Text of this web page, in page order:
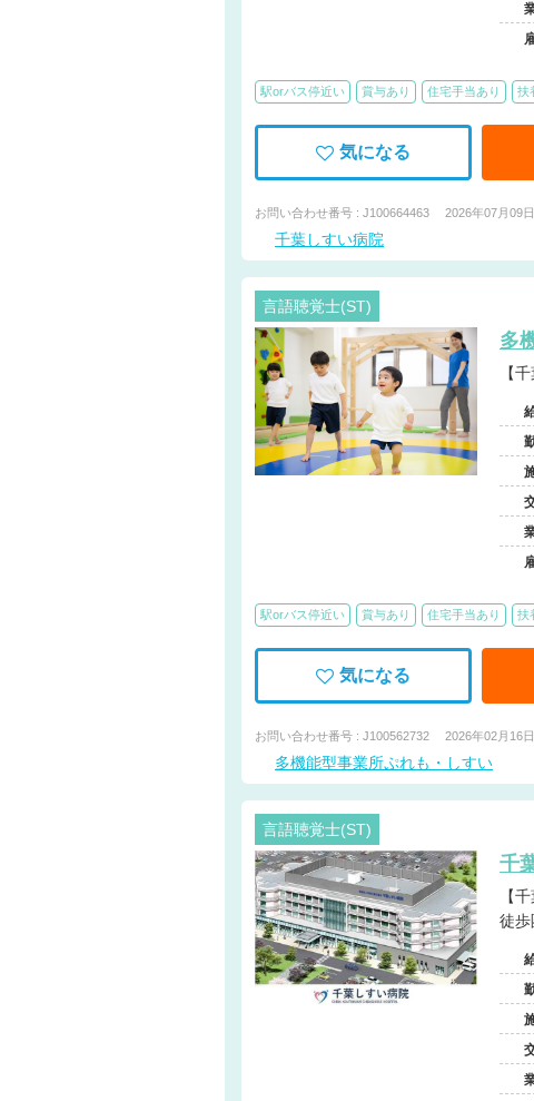
駅orバス停近い 賞与あり 住宅手当あり 扶
気になる
お問い合わせ番号 : J100664463 2026年07月09
千葉しすい病院
言語聴覚士(ST)
多
駅orバス停近い 賞与あり 住宅手当あり 扶
気になる
お問い合わせ番号 : J100562732 2026年02月16
多機能型事業所ぷれも・しすい
言語聴覚士(ST)
千
【千葉県/印
徒